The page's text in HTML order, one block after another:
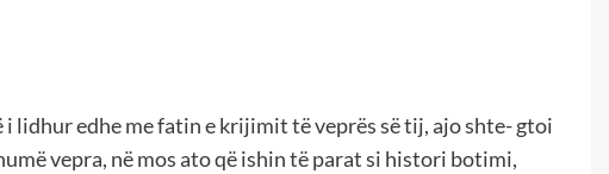
lidhur edhe me fatin e krijimit të veprës së tij, ajo shte- gtoi
vepra, në mos ato që ishin të parat si histori botimi,